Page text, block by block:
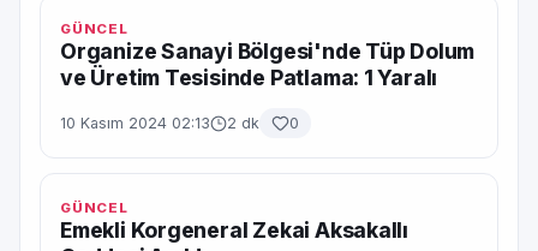
GÜNCEL
Organize Sanayi Bölgesi'nde Tüp Dolum
ve Üretim Tesisinde Patlama: 1 Yaralı
10 Kasım 2024 02:13 2 dk 0
GÜNCEL
Emekli Korgeneral Zekai Aksakallı